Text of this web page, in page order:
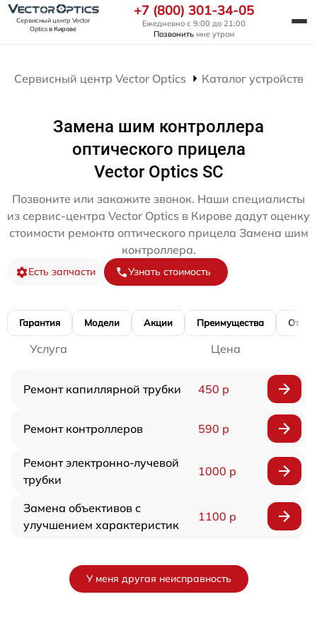
Сервисный центр Vector
Opticsв Кирове
+7 (800) 301-34-05
Ежедневно с 9:00 до 21:00
Позвонить мне утром
Сервисный центр Vector Optics Каталог устройств
Замена шим контроллера
оптического прицела
Vector Optics SC
Позвоните или закажите звонок. Наши специалисты
из сервис-центра Vector Optics в Кирове дадут оценку
стоимости ремонта оптического прицела Замена шим
контроллера.
Есть запчасти Узнать стоимость
Гарантия Модели Акции Преимущества
Услуга Цена
Ремонт капиллярной трубки 450 р
Ремонт контроллеров 590 р
Ремонт электронно-лучевой
трубки
1000 р
Замена объективов с
улучшением характеристик
1100 р
У меня другая неисправность